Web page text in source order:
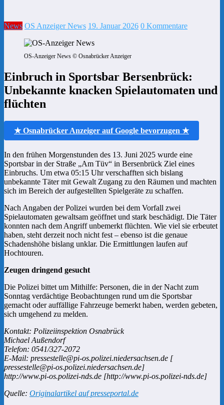
News OS Anzeiger News 19. Januar 2026 0 Kommentare
OS-Anzeiger News © Osnabrücker Anzeiger
Einbruch in Sportsbar Bersenbrück:
Unbekannte knacken Spielautomaten und
flüchten
★ Osnabrücker Anzeiger auf Google bevorzugen ★
In den frühen Morgenstunden des 13. Juni 2025 wurde eine
Sportsbar in der Straße „Am Tüv“ in Bersenbrück Ziel eines
Einbruchs. Um etwa 05:15 Uhr verschafften sich bislang
unbekannte Täter mit Gewalt Zugang zu den Räumen und machten
sich im Bereich der aufgestellten Spielgeräte zu schaffen.
Nach Angaben der Polizei wurden bei dem Vorfall zwei
Spielautomaten gewaltsam geöffnet und stark beschädigt. Die Täter
konnten nach dem Angriff unbemerkt flüchten. Wie viel sie erbeutet
haben, steht derzeit noch nicht fest – ebenso ist die genaue
Schadenshöhe bislang unklar. Die Ermittlungen laufen auf
Hochtouren.
Zeugen dringend gesucht
Die Polizei bittet um Mithilfe: Personen, die in der Nacht zum
Sonntag verdächtige Beobachtungen rund um die Sportsbar
gemacht oder auffällige Fahrzeuge bemerkt haben, werden gebeten,
sich umgehend zu melden.
Kontakt: Polizeiinspektion Osnabrück
Michael Außendorf
Telefon: 0541/327-2072
E-Mail: pressestelle@pi-os.polizei.niedersachsen.de [
pressestelle@pi-os.polizei.niedersachsen.de]
http://www.pi-os.polizei-nds.de [http://www.pi-os.polizei-nds.de]
Quelle: Originalartikel auf presseportal.de